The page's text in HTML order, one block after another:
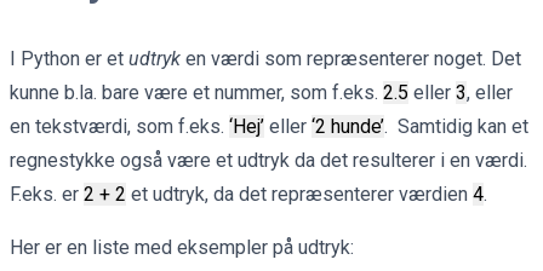
I Python er et udtryk en værdi som repræsenterer noget. Det
kunne b.la. bare være et nummer, som f.eks. 2.5 eller 3, eller
en tekstværdi, som f.eks. ‘Hej’ eller ‘2 hunde’. Samtidig kan et
regnestykke også være et udtryk da det resulterer i en værdi.
F.eks. er 2 + 2 et udtryk, da det repræsenterer værdien 4.
Her er en liste med eksempler på udtryk: